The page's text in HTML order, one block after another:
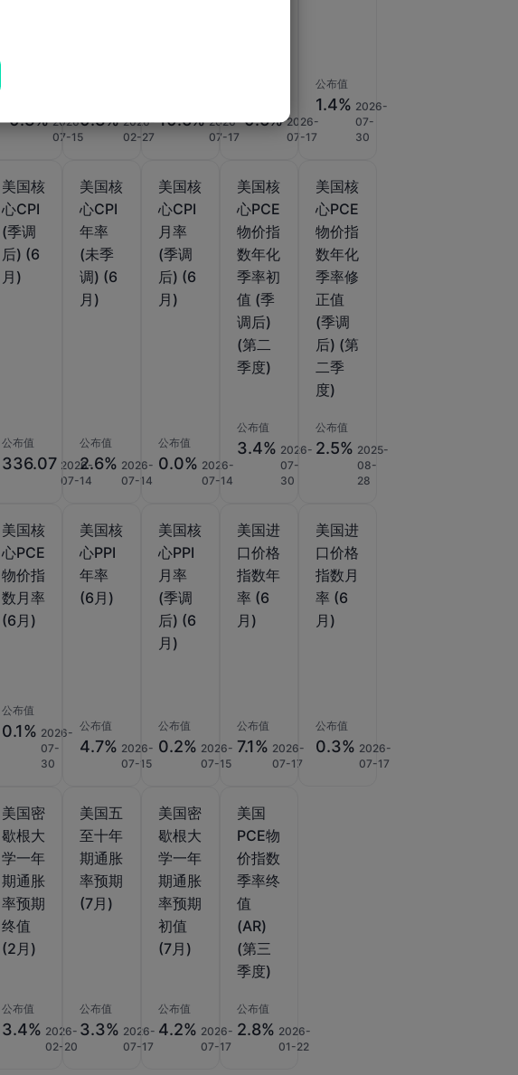
-0.3% 2026-
07-15
0.3% 2026-
02-27
10.6% 2026-
07-17
-0.6% 2026-
07-17
公布值
1.4% 2026-
07-
30
美国核
心CPI
(季调
后) (6
月)
公布值
336.07 2026-
07-14
美国核
心CPI
年率
(未季
调) (6
月)
公布值
2.6% 2026-
07-14
美国核
心CPI
月率
(季调
后) (6
月)
公布值
0.0% 2026-
07-14
美国核
心PCE
物价指
数年化
季率初
值 (季
调后)
(第二
季度)
公布值
3.4% 2026-
07-
30
美国核
心PCE
物价指
数年化
季率修
正值
(季调
后) (第
二季
度)
公布值
2.5% 2025-
08-
28
美国核
心PCE
物价指
数月率
(6月)
公布值
0.1% 2026-
07-
30
美国核
心PPI
年率
(6月)
公布值
4.7% 2026-
07-15
美国核
心PPI
月率
(季调
后) (6
月)
公布值
0.2% 2026-
07-15
美国进
口价格
指数年
率 (6
月)
公布值
7.1% 2026-
07-17
美国进
口价格
指数月
率 (6
月)
公布值
0.3% 2026-
07-17
美国密
歇根大
学一年
期通胀
率预期
终值
(2月)
公布值
3.4% 2026-
02-20
美国五
至十年
期通胀
率预期
(7月)
公布值
3.3% 2026-
07-17
美国密
歇根大
学一年
期通胀
率预期
初值
(7月)
公布值
4.2% 2026-
07-17
美国
PCE物
价指数
季率终
值
(AR)
(第三
季度)
公布值
2.8% 2026-
01-22